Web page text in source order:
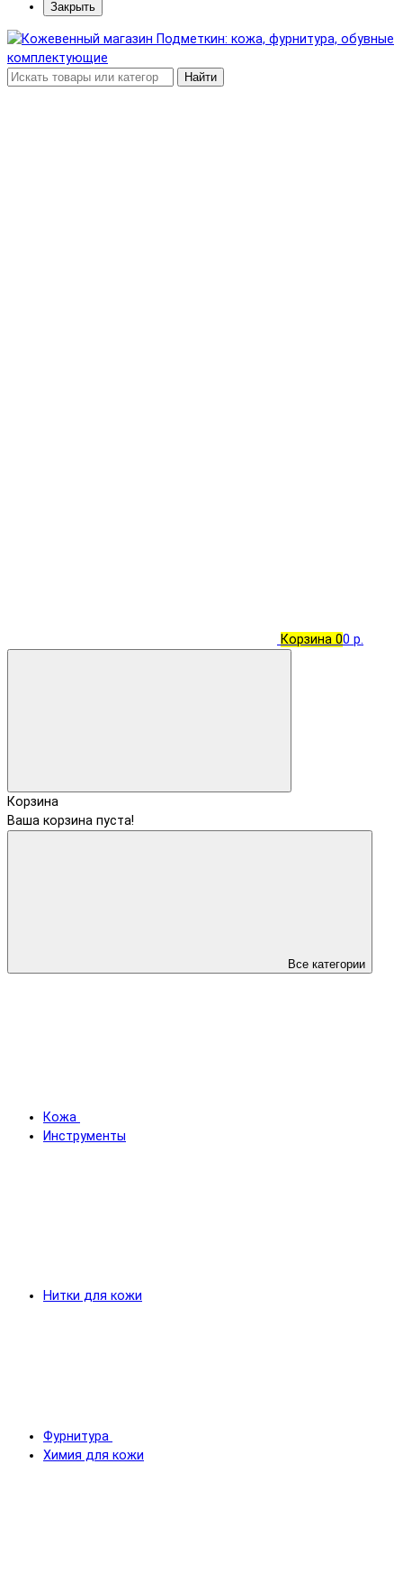
Закрыть
Найти
Корзина 00 р.
Корзина
Ваша корзина пуста!
Все категории
Кожа
Инструменты
Нитки для кожи
Фурнитура
Химия для кожи